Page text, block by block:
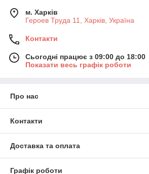
м. Харків
Героев Труда 11, Харків, Україна
Контакти
Сьогодні працює з 09:00 до 18:00
Показати весь графік роботи
Про нас
Контакти
Доставка та оплата
Графік роботи